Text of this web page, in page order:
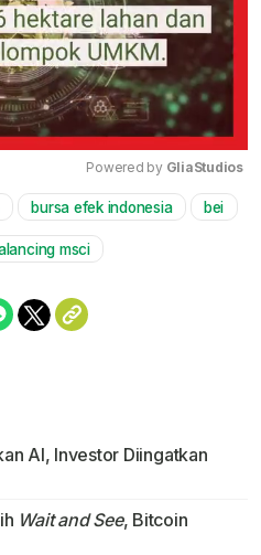
Mute
Powered by GliaStudios
bursa efek indonesia bei
msci
AI, Investor Diingatkan
Wait and See, Bitcoin